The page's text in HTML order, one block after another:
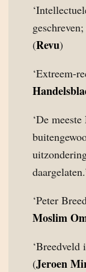
(Revu)
‘Extreem-
‘De
‘Peter
Moslim
‘Breedveld
(Jeroen